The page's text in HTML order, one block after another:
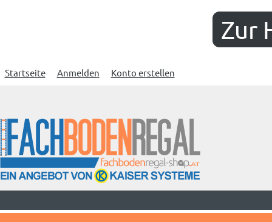
Zur
Startseite Anmelden Konto erstellen